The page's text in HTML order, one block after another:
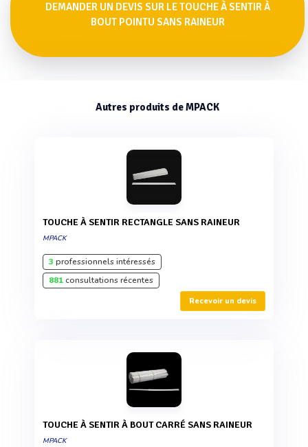
DEMANDER UN DEVIS SUR LE TOUCHE À SENTIR À
BOUT POINTU SANS RAINEUR
Autres produits de MPACK
TOUCHE À SENTIR RECTANGLE SANS RAINEUR
MPACK
3 professionnels intéressés
881consultations récentes
Recevoir un devis
TOUCHE À SENTIR À BOUT CARRÉ SANS RAINEUR
MPACK